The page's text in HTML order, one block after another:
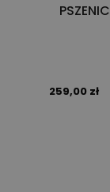
259,00 zł